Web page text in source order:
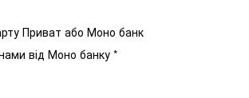
Приват або Моно банк
від Моно банку *